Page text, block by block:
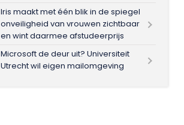
Iris maakt met één blik in de spiegel
onveiligheid van vrouwen zichtbaar
en wint daarmee afstudeerprijs
Microsoft de deur uit? Universiteit
Utrecht wil eigen mailomgeving